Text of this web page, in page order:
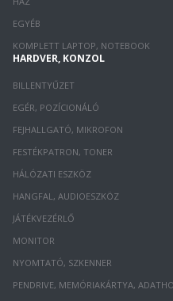
EGYÉB
KOMPLETT LAPTOP, NOTEBOOK
HARDVER, KONZOL
BILLENTYŰZET
EGÉR, POZÍCIONÁLÓ
FEJHALLGATÓ, MIKROFON
FESTÉKPATRON, TONER
HÁLÓZATI ESZKÖZ
HANGFAL, AUDIOESZKÖZ
JÁTÉKVEZÉRLŐ
MONITOR
NYOMTATÓ, SZKENNER
PENDRIVE, MEMÓRIAKÁRTYA,